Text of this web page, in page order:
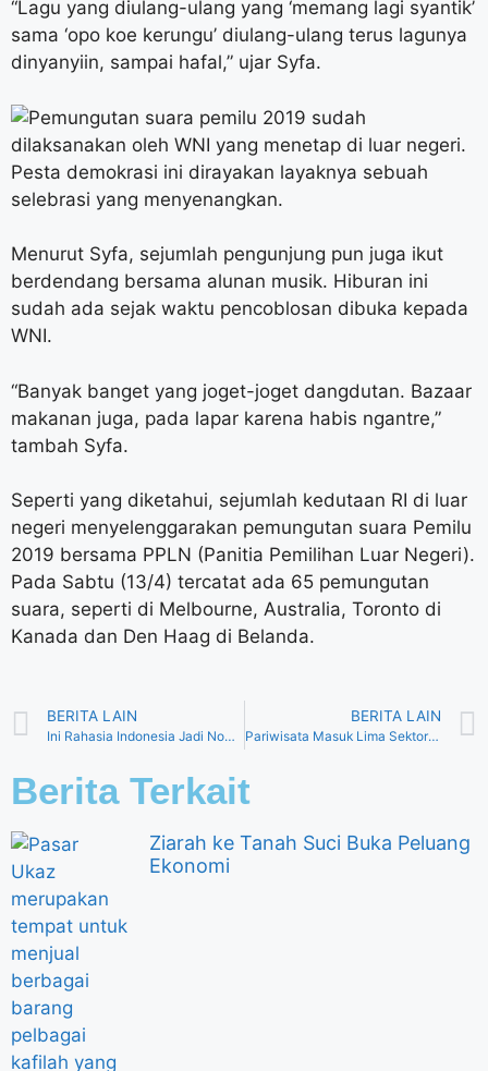
“Lagu yang diulang-ulang yang ‘memang lagi syantik’
sama ‘opo koe kerungu’ diulang-ulang terus lagunya
dinyanyiin, sampai hafal,” ujar Syfa.
Menurut Syfa, sejumlah pengunjung pun juga ikut
berdendang bersama alunan musik. Hiburan ini
sudah ada sejak waktu pencoblosan dibuka kepada
WNI.
“Banyak banget yang joget-joget dangdutan. Bazaar
makanan juga, pada lapar karena habis ngantre,”
tambah Syfa.
Seperti yang diketahui, sejumlah kedutaan RI di luar
negeri menyelenggarakan pemungutan suara Pemilu
2019 bersama PPLN (Panitia Pemilihan Luar Negeri).
Pada Sabtu (13/4) tercatat ada 65 pemungutan
suara, seperti di Melbourne, Australia, Toronto di
Kanada dan Den Haag di Belanda.
BERITA LAIN
Ini Rahasia Indonesia Jadi Nomor 1 Wisata Halal Dunia
BERITA LAIN
Pariwisata Masuk Lima Sektor Prioritas Usaha Versi Apindo
Berita Terkait
Ziarah ke Tanah Suci Buka Peluang
Ekonomi